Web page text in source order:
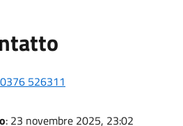
0376 526311
: 23 novembre 2025, 23:02